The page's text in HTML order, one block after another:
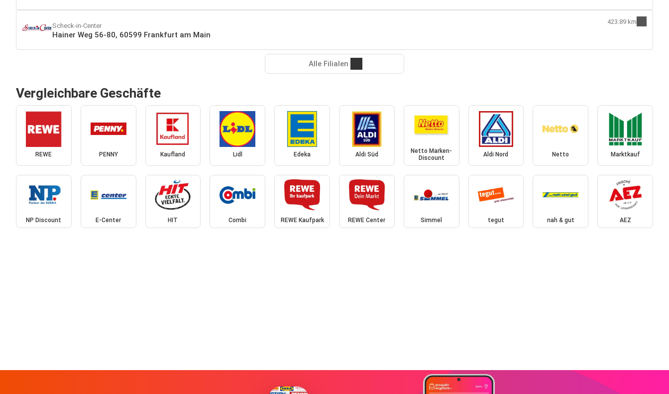
Scheck-in-Center
Hainer Weg 56-80, 60599 Frankfurt am Main
423.89 km
Alle Filialen
Vergleichbare Geschäfte
REWE PENNY Kaufland Lidl Edeka Aldi Süd
Netto Marken-
Discount
Aldi Nord Netto Marktkauf
NP Discount E-Center HIT Combi REWE Kaufpark REWE Center Simmel tegut nah & gut AEZ